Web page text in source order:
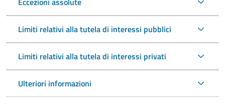
Limiti relativi alla tutela di interessi pubblici
Limiti relativi alla tutela di interessi privati
Ulteriori informazioni